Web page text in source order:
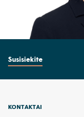
Susisiekite
KONTAKTAI